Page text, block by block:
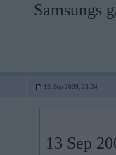
Samsungs
13. Sep 2009, 23:24
13 Sep